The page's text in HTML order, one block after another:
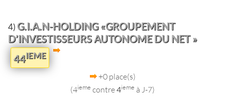
4)G.I.A.N-HOLDING «GROUPEMENT
D’INVESTISSEURS AUTONOME DU NET »
44IEME
+0 place(s)
(4ieme contre4ieme à J-7)